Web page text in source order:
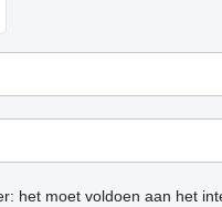
het moet voldoen aan het